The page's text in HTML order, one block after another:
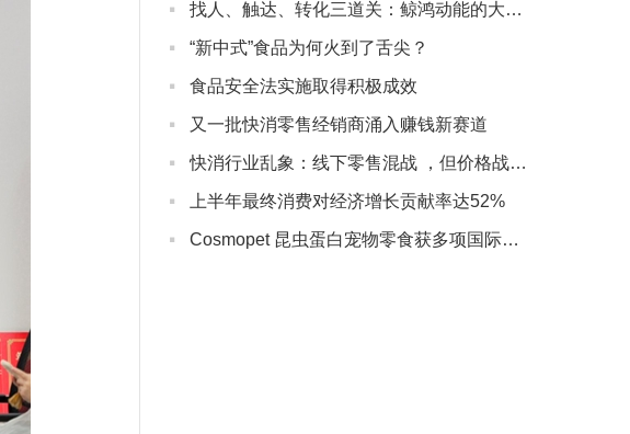
· 找人、触达、转化三道关：鲸鸿动能的大健康营销实战解法
· “新中式”食品为何火到了舌尖？
· 食品安全法实施取得积极成效
· 又一批快消零售经销商涌入赚钱新赛道
· 快消行业乱象：线下零售混战 ，但价格战没有赢家
· 上半年最终消费对经济增长贡献率达52%
· Cosmopet 昆虫蛋白宠物零食获多项国际认证